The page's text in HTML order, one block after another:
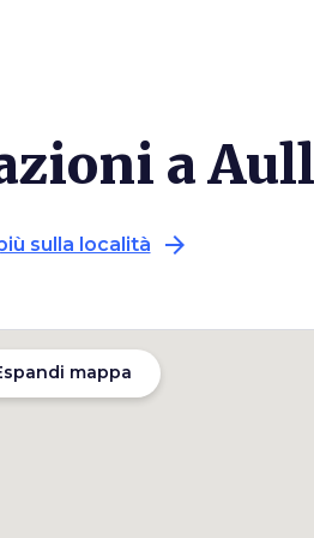
a
sulla località arrow_forward
mappa